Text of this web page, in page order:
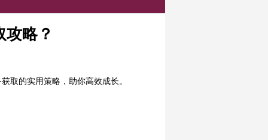
略？
获取的实用策略，助你高效成长。